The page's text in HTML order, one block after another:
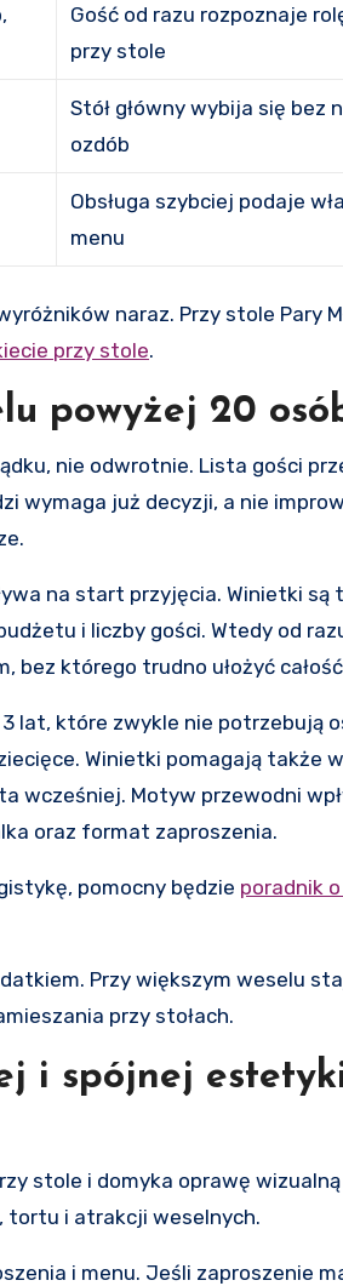
Gość od razu rozpoznaje
przy stole
Stół główny wybija się bez
ozdób
Obsługa szybciej podaje
menu
naraz. Przy stole Pary
przy stole.
powyżej 20
nie odwrotnie. Lista gości
wymaga już decyzji, a nie
na start przyjęcia. Winietki są
i liczby gości. Wtedy od
bez którego trudno ułożyć
lat, które zwykle nie potrzebują
Winietki pomagają także
wcześniej. Motyw przewodni
oraz format zaproszenia.
pomocny będzie poradnik
Przy większym weselu
przy stołach.
i spójnej
stole i domyka oprawę
tortu i atrakcji weselnych.
i menu. Jeśli zaproszenie